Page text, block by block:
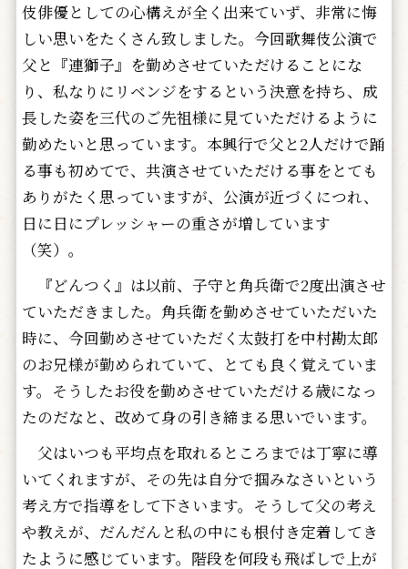
伎俳優としての心構えが全く出来ていず、非常に悔
しい思いをたくさん致しました。今回歌舞伎公演で
父と『連獅子』を勤めさせていただけることにな
り、私なりにリベンジをするという決意を持ち、成
長した姿を三代のご先祖様に見ていただけるように
勤めたいと思っています。本興行で父と2人だけで踊
る事も初めてで、共演させていただける事をとても
ありがたく思っていますが、公演が近づくにつれ、
日に日にプレッシャーの重さが増しています
（笑）。
『どんつく』は以前、子守と角兵衛で2度出演させ
ていただきました。角兵衛を勤めさせていただいた
時に、今回勤めさせていただく太鼓打を中村勘太郎
のお兄様が勤められていて、とても良く覚えていま
す。そうしたお役を勤めさせていただける歳になっ
たのだなと、改めて身の引き締まる思いでいます。
父はいつも平均点を取れるところまでは丁寧に導
いてくれますが、その先は自分で掴みなさいという
考え方で指導をして下さいます。そうして父の考え
や教えが、だんだんと私の中にも根付き定着してき
たように感じています。階段を何段も飛ばしで上が